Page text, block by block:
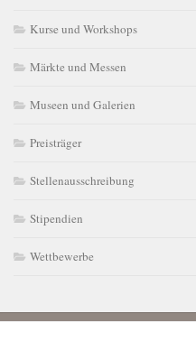
Kurse und Workshops
Märkte und Messen
Museen und Galerien
Preisträger
Stellenausschreibung
Stipendien
Wettbewerbe